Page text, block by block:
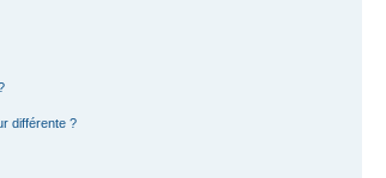
différente ?